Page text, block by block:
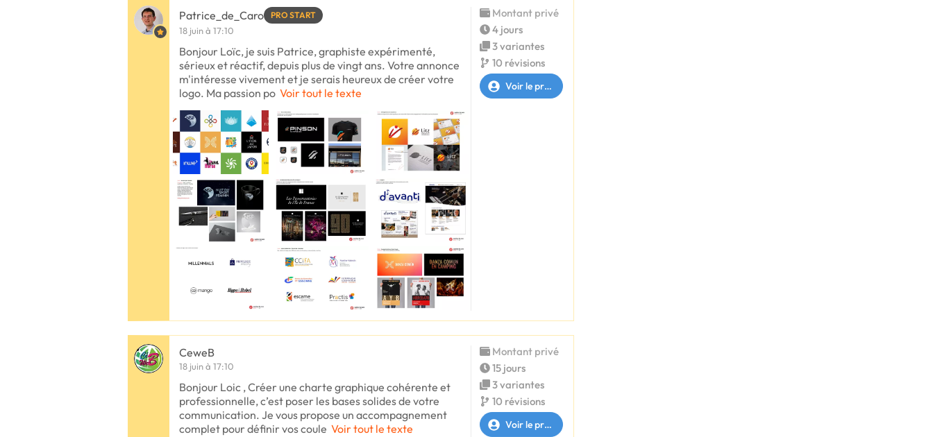
Patrice_de_Caro PRO START
18 juin à 17:10
Bonjour Loïc, je suis Patrice, graphiste expérimenté,
sérieux et réactif, depuis plus de vingt ans. Votre annonce
m'intéresse vivement et je serais heureux de créer votre
logo. Ma passion po Voir tout le texte
Montant privé
4 jours
3 variantes
10 révisions
Voir le profil
CeweB
18 juin à 17:10
Bonjour Loic , Créer une charte graphique cohérente et
professionnelle, c’est poser les bases solides de votre
communication. Je vous propose un accompagnement
complet pour définir vos coule Voir tout le texte
Montant privé
15 jours
3 variantes
10 révisions
Voir le profil